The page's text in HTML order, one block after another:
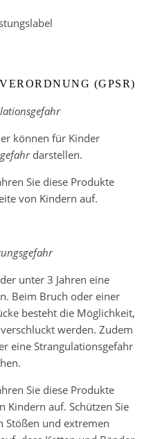
(GPSR)
können für Kinder
darstellen.
Sie diese Produkte
von Kindern auf.
unter 3 Jahren eine
Beim Bruch oder einer
besteht die Möglichkeit,
werden. Zudem
eine Strangulationsgefahr
Sie diese Produkte
Kindern auf. Schützen Sie
Stößen und extremen